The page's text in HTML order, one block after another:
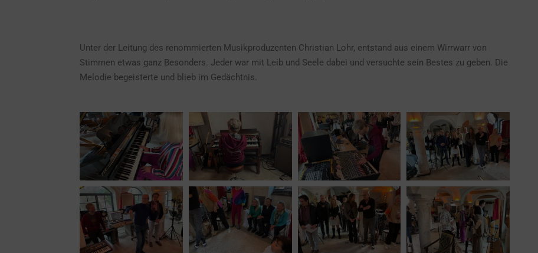
Unter der Leitung des renommierten Musikproduzenten Christian Lohr, entstand aus einem Wirrwarr von
Stimmen etwas ganz Besonders. Jeder war mit Leib und Seele dabei und versuchte sein Bestes zu geben. Die
Melodie begeisterte und blieb im Gedächtnis.